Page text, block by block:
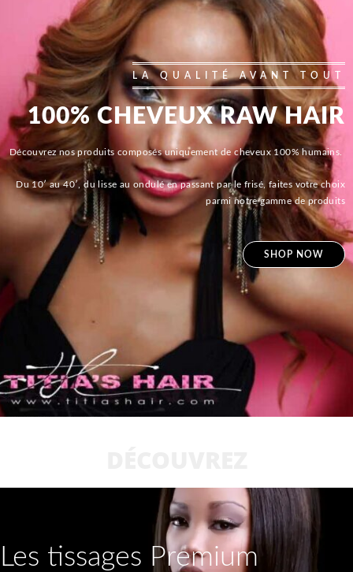
LA QUALITÉ AVANT TOUT
100% CHEVEUX RAW HAIR
Découvrez nos produits composés uniquement de cheveux 100% humains.
Du 10′ au 40′, du lisse au ondulé en passant par le frisé, faites votre choix
parmi notre gamme de produits
SHOP NOW
Les tissages Premium